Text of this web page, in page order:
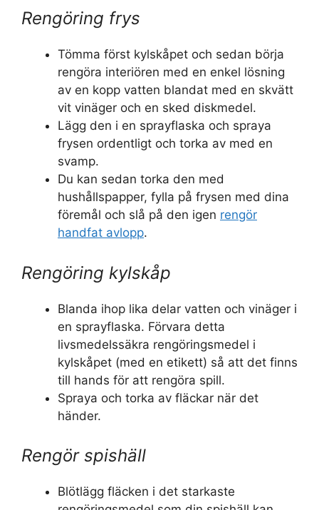
Rengöring frys
Tömma först kylskåpet och sedan börja
rengöra interiören med en enkel lösning
av en kopp vatten blandat med en skvätt
vit vinäger och en sked diskmedel.
Lägg den i en sprayflaska och spraya
frysen ordentligt och torka av med en
svamp.
Du kan sedan torka den med
hushållspapper, fylla på frysen med dina
föremål och slå på den igen rengör
handfat avlopp.
Rengöring kylskåp
Blanda ihop lika delar vatten och vinäger i
en sprayflaska. Förvara detta
livsmedelssäkra rengöringsmedel i
kylskåpet (med en etikett) så att det finns
till hands för att rengöra spill.
Spraya och torka av fläckar när det
händer.
Rengör spishäll
Blötlägg fläcken i det starkaste